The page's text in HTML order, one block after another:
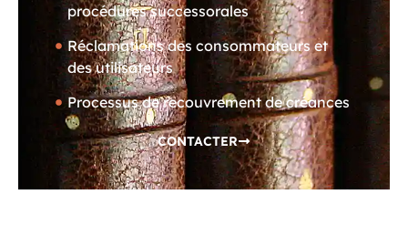
procédures successorales
Réclamations des consommateurs et
des utilisateurs
Processus de recouvrement de créances
CONTACTER